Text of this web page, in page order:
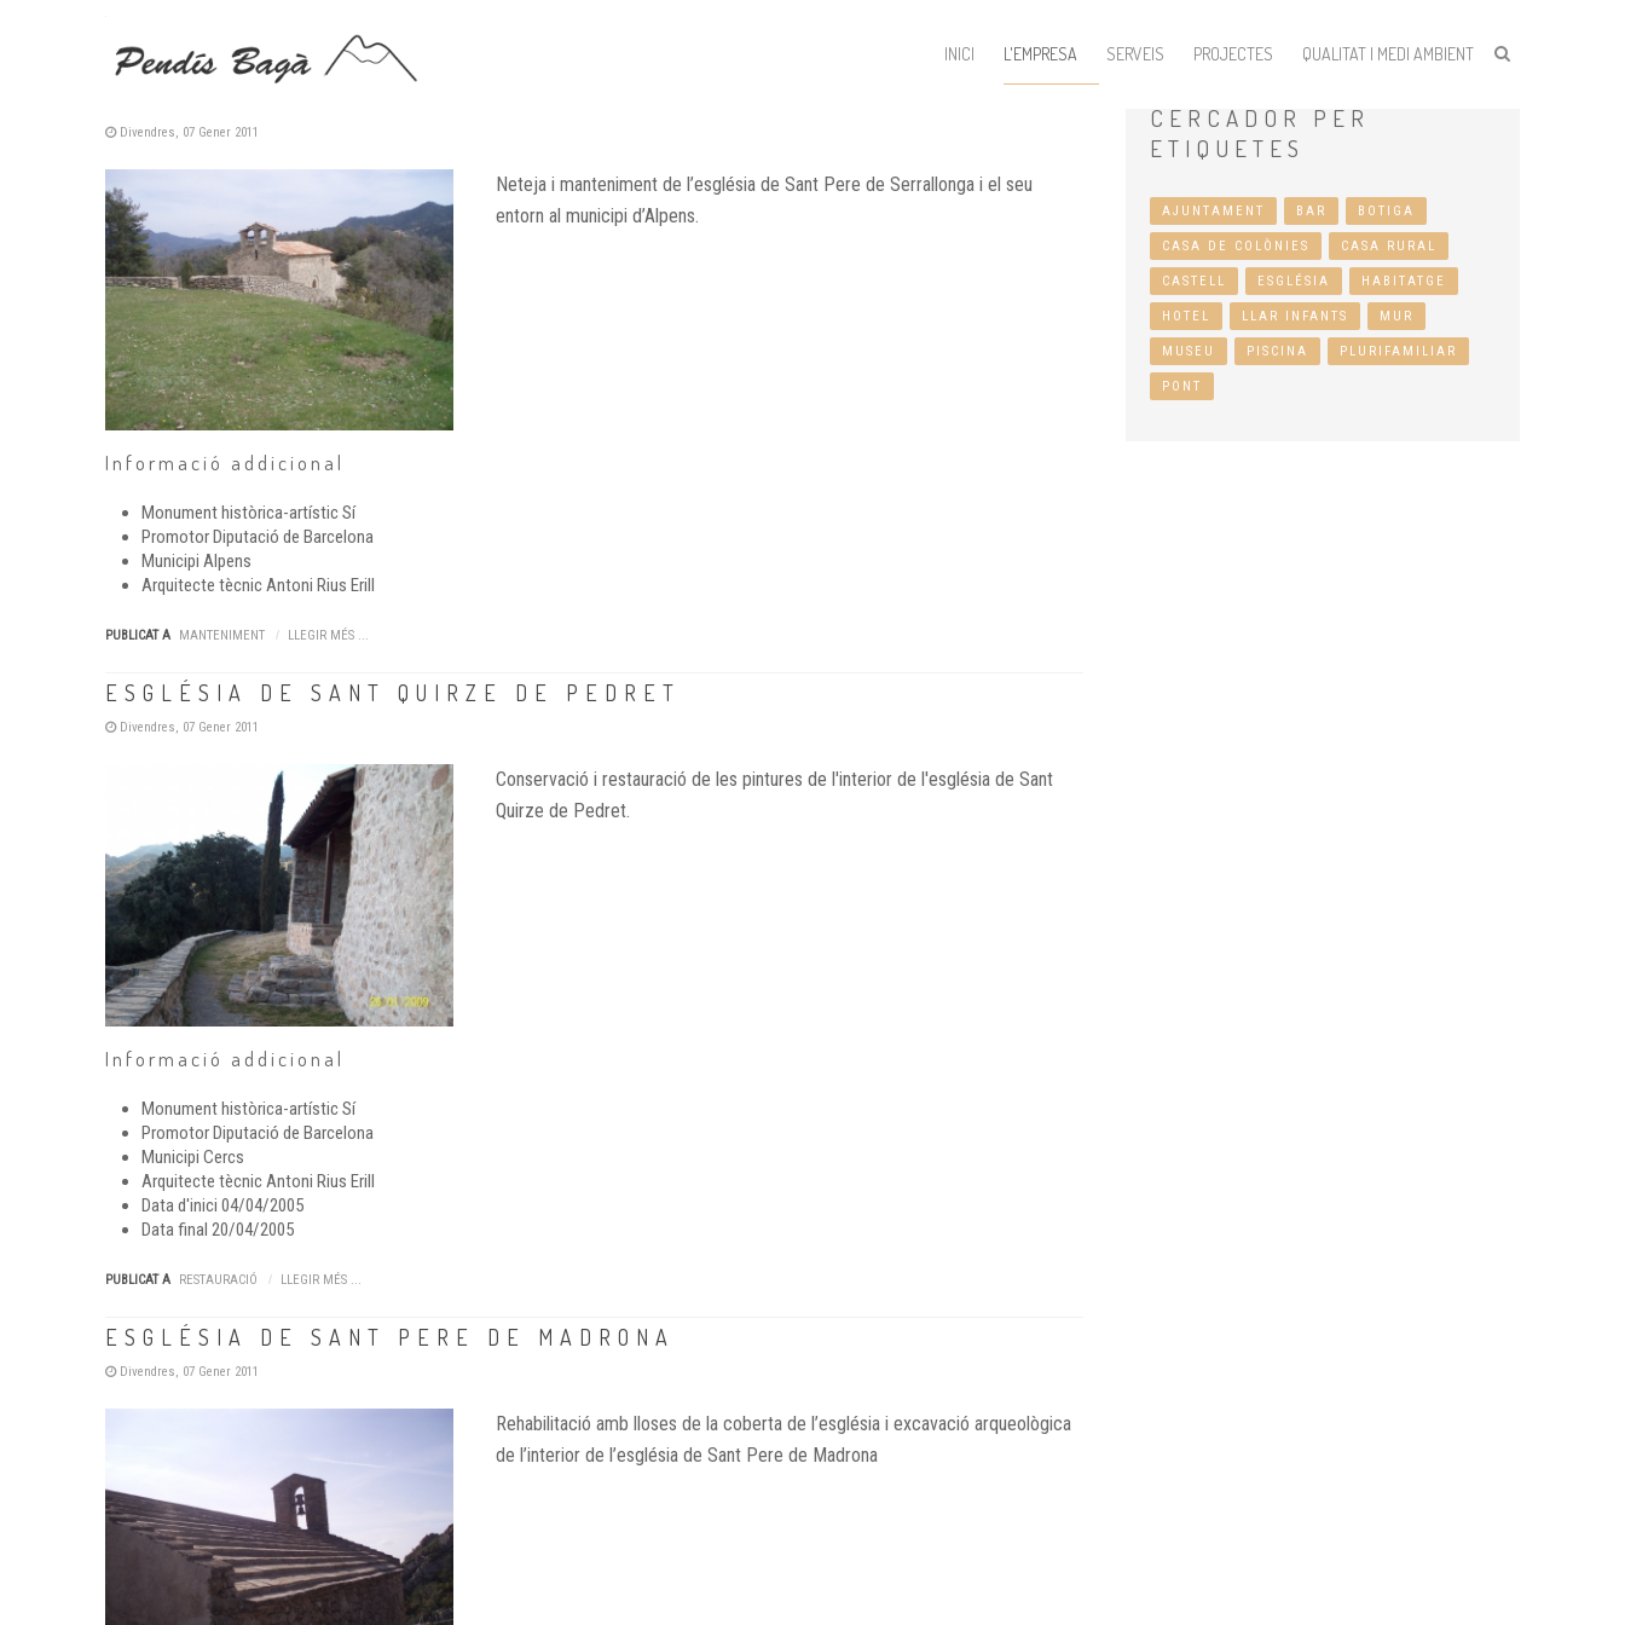
INICI L'EMPRESA SERVEIS PROJECTES QUALITAT I MEDI AMBIENT
Divendres, 07 Gener 2011
Neteja i manteniment de l’església de Sant Pere de Serrallonga i el seu
entorn al municipi d’Alpens.
Informació addicional
Monument històrica-artísticSí
PromotorDiputació de Barcelona
Municipi Alpens
Arquitecte tècnicAntoni Rius Erill
PUBLICAT A MANTENIMENT LLEGIR MÉS ...
ESGLÉSIA DE SANT QUIRZE DE PEDRET
Divendres, 07 Gener 2011
Conservació i restauració de les pintures de l'interior de l'església de Sant
Quirze de Pedret.
Informació addicional
Monument històrica-artísticSí
PromotorDiputació de Barcelona
Municipi Cercs
Arquitecte tècnic Antoni Rius Erill
Data d'inici 04/04/2005
Data final 20/04/2005
PUBLICAT A RESTAURACIÓ LLEGIR MÉS ...
ESGLÉSIA DE SANT PERE DE MADRONA
Divendres, 07 Gener 2011
Rehabilitació amb lloses de la coberta de l’església i excavació arqueològica
de l’interior de l’església de Sant Pere de Madrona
CERCADOR
PER
ETIQUETES
AJUNTAMENT BAR BOTIGA
CASA DE COLÒNIES CASA RURAL
CASTELL ESGLÉSIA HABITATGE
HOTEL LLAR INFANTS MUR
MUSEU PISCINA PLURIFAMILIAR
PONT